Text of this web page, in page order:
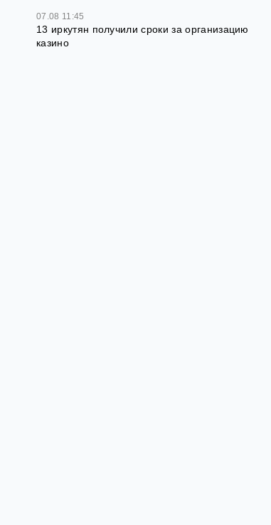
07.08 11:45
13 иркутян получили сроки за организацию
казино